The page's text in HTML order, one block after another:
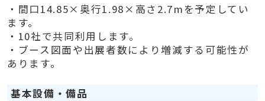
・間口14.85×奥行1.98×高さ2.7mを予定してい
ます。
・10社で共同利用します。
・ブース図面や出展者数により増減する可能性が
あります。
基本設備・備品